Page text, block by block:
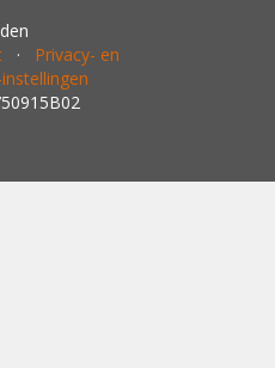
· Privacy- en